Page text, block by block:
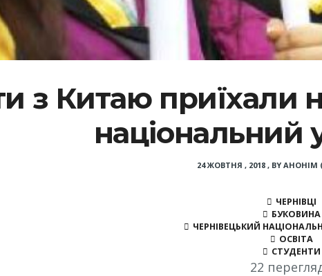
з Китаю приїхали
національний
24 ЖОВТНЯ , 2018 , BY АНОНІМ
ЧЕРНІВЦІ
БУКОВИНА
ЧЕРНІВЕЦЬКИЙ
ОСВІТА
СТУДЕНТИ
22